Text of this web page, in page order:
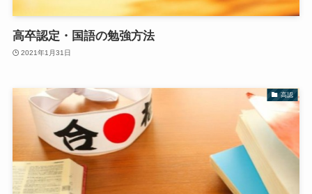
高卒認定・国語の勉強方法
2021年1月31日
高認